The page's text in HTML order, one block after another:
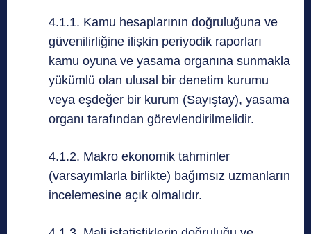
4.1.1. Kamu hesaplarının doğruluğuna ve
güvenilirliğine ilişkin periyodik raporları
kamu oyuna ve yasama organına sunmakla
yükümlü olan ulusal bir denetim kurumu
veya eşdeğer bir kurum (Sayıştay), yasama
organı tarafından görevlendirilmelidir.
4.1.2. Makro ekonomik tahminler
(varsayımlarla birlikte) bağımsız uzmanların
incelemesine açık olmalıdır.